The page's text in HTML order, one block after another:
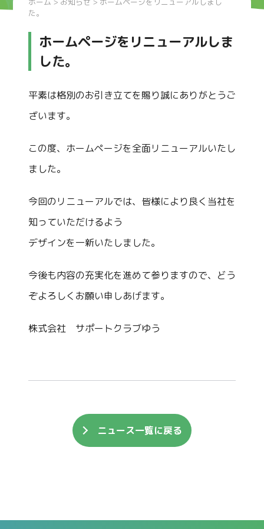
た。
ホームページをリニューアルしま
した。
平素は格別のお引き立てを賜り誠にありがとうご
ざいます。
この度、ホームページを全面リニューアルいたし
ました。
今回のリニューアルでは、皆様により良く当社を
知っていただけるよう
デザインを一新いたしました。
今後も内容の充実化を進めて参りますので、どう
ぞよろしくお願い申しあげます。
株式会社 サポートクラブゆう
ニュース一覧に戻る